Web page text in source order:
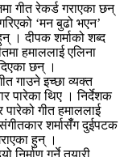
गीत रेकर्ड गराएका छन्
‘मन बुढो भएन’
। दीपक शर्माको शब्द
हमाललाई एलिना
छन् ।
गाउने इच्छा व्यक्त
पारेका थिए । निर्देशक
गीत हमाललाई
शर्मासँँग दुईपटक
हुन् ।
गर्ने तयारी